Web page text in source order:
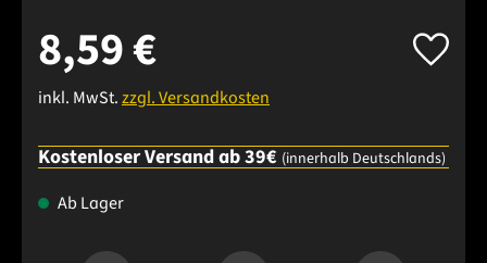
8,59 €
inkl. MwSt.zzgl. Versandkosten
Kostenloser Versand ab 39€ (innerhalb Deutschlands)
Ab Lager